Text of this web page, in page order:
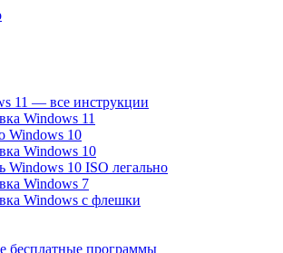
11 — все инструкции
Windows 11
Windows 10
Windows 10
Windows 10 ISO легально
Windows 7
Windows с флешки
бесплатные программы